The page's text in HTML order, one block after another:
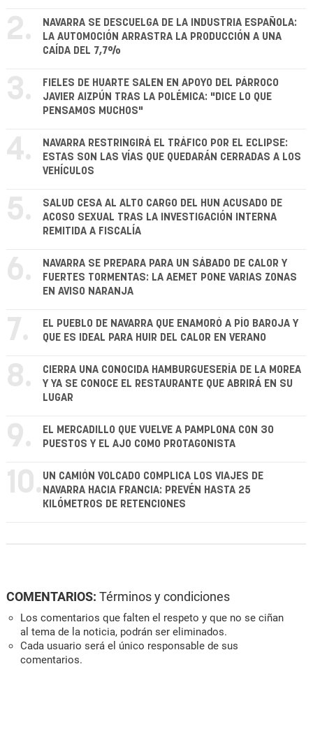
2.
NAVARRA SE DESCUELGA DE LA INDUSTRIA ESPAÑOLA:
LA AUTOMOCIÓN ARRASTRA LA PRODUCCIÓN A UNA
CAÍDA DEL 7,7%
3.
FIELES DE HUARTE SALEN EN APOYO DEL PÁRROCO
JAVIER AIZPÚN TRAS LA POLÉMICA: "DICE LO QUE
PENSAMOS MUCHOS"
4.
NAVARRA RESTRINGIRÁ EL TRÁFICO POR EL ECLIPSE:
ESTAS SON LAS VÍAS QUE QUEDARÁN CERRADAS A LOS
VEHÍCULOS
5.
SALUD CESA AL ALTO CARGO DEL HUN ACUSADO DE
ACOSO SEXUAL TRAS LA INVESTIGACIÓN INTERNA
REMITIDA A FISCALÍA
6.
NAVARRA SE PREPARA PARA UN SÁBADO DE CALOR Y
FUERTES TORMENTAS: LA AEMET PONE VARIAS ZONAS
EN AVISO NARANJA
7.
EL PUEBLO DE NAVARRA QUE ENAMORÓ A PÍO BAROJA Y
QUE ES IDEAL PARA HUIR DEL CALOR EN VERANO
8.
CIERRA UNA CONOCIDA HAMBURGUESERÍA DE LA MOREA
Y YA SE CONOCE EL RESTAURANTE QUE ABRIRÁ EN SU
LUGAR
9.
EL MERCADILLO QUE VUELVE A PAMPLONA CON 30
PUESTOS Y EL AJO COMO PROTAGONISTA
10. UN CAMIÓN VOLCADO COMPLICA LOS VIAJES DE
NAVARRA HACIA FRANCIA: PREVÉN HASTA 25
KILÓMETROS DE RETENCIONES
COMENTARIOS: Términos y condiciones
Los comentarios que falten el respeto y que no se ciñan
al tema de la noticia, podrán ser eliminados.
Cada usuario será el único responsable de sus
comentarios.